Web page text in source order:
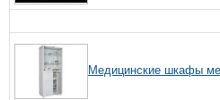
Медицинские шкафы